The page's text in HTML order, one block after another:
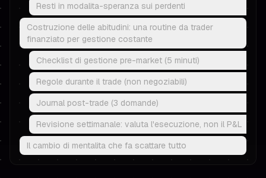
Resti in modalita-speranza sui perdenti
Costruzione delle abitudini: una routine da trader
finanziato per gestione costante
Checklist di gestione pre-market (5 minuti)
Regole durante il trade (non negoziabili)
Journal post-trade (3 domande)
Revisione settimanale: valuta l'esecuzione, non il P&L
Il cambio di mentalita che fa scattare tutto